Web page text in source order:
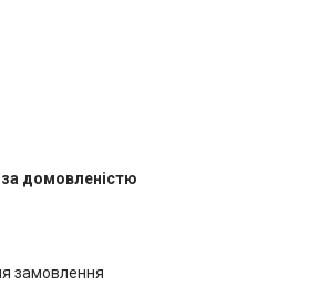
за домовленістю
замовлення